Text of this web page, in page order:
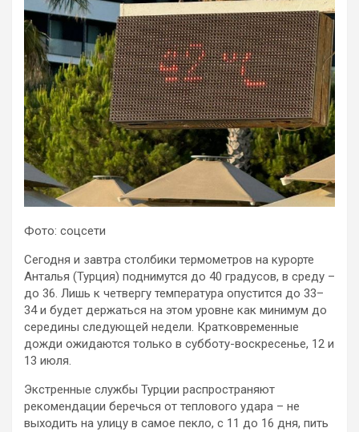
Фото: соцсети
Сегодня и завтра столбики термометров на курорте
Анталья (Турция) поднимутся до 40 градусов, в среду –
до 36. Лишь к четвергу температура опустится до 33–
34 и будет держаться на этом уровне как минимум до
середины следующей недели. Кратковременные
дожди ожидаются только в субботу-воскресенье, 12 и
13 июля.
Экстренные службы Турции распространяют
рекомендации беречься от теплового удара – не
выходить на улицу в самое пекло, с 11 до 16 дня, пить